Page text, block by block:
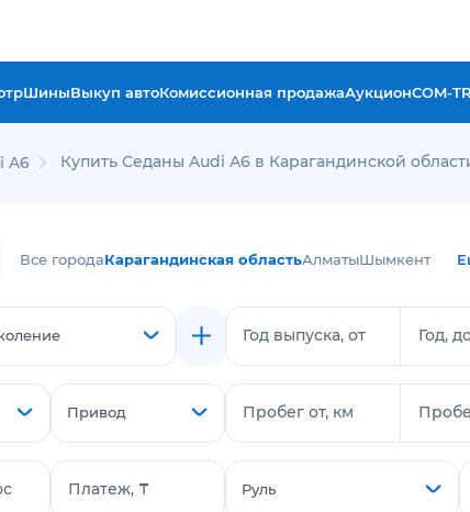
ШиныВыкуп автоКомиссионная продажаАукционCOM-
A6 Купить Седаны Audi A6 в Карагандинской
Все городаКарагандинская областьАлматыШымкент
Год выпуска, от Год,
Привод Пробег от, км
Платеж, ₸ Руль